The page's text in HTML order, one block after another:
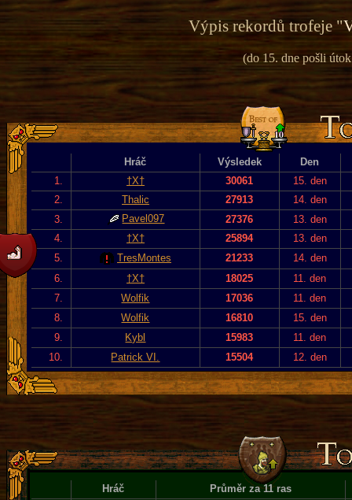
Výpis rekordů trofeje "
(do 15. dne pošli
Hráč Výsledek
Den
1.
†X† 30061
15. den
2.
Thalic 27913
14. den
3.
Pavel097 27376
13. den
4.
†X† 25894
13. den
5.
TresMontes 21233
14. den
6.
†X† 18025
11. den
7.
Wolfik 17036
11. den
8.
Wolfik 16810
15. den
9.
Kybl 15983
11. den
10.
Patrick VI. 15504 12. den
Hráč Průměr za 11 ras